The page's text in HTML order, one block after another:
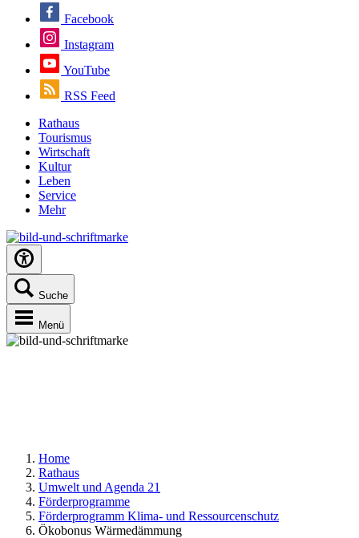
Facebook
Instagram
YouTube
RSS Feed
Rathaus
Tourismus
Wirtschaft
Kultur
Leben
Service
Mehr
Suche
Menü
Home
Rathaus
Umwelt und Agenda 21
Förderprogramme
Förderprogramm Klima- und Ressourcenschutz
Ökobonus Wärmedämmung